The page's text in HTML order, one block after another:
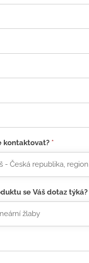
kontaktovat? *
se Váš dotaz týká?